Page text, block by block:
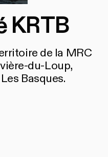
KRTB
de la MRC
du-Loup,
Basques.